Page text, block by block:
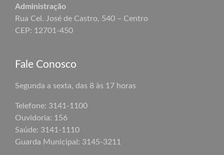
Administração
Rua Cel. José de Castro, 540 – Centro
CEP: 12701-450
Fale Conosco
Segunda a sexta, das 8 às 17 horas
Telefone: 3141-1100
Ouvidoria: 156
Saúde: 3141-1110
Guarda Municipal: 3145-3211